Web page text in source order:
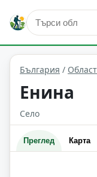
Енина Област:
България / Област
Енина
Село
Преглед Карта